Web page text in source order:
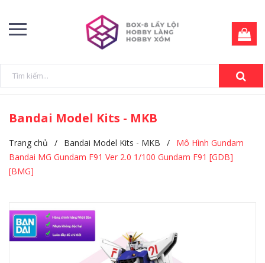
Bandai Model Kits - MKB
Trang chủ / Bandai Model Kits - MKB /
Mô Hình Gundam
Bandai MG Gundam F91 Ver 2.0 1/100 Gundam F91 [GDB]
[BMG]